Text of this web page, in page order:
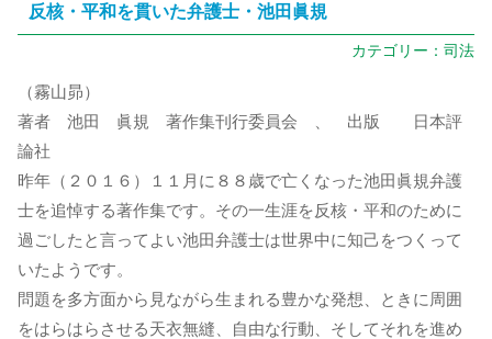
反核・平和を貫いた弁護士・池田眞規
カテゴリー： 司法
（霧山昴）
著者 池田 眞規 著作集刊行委員会 、 出版 日本評
論社
昨年（２０１６）１１月に８８歳で亡くなった池田眞規弁護
士を追悼する著作集です。その一生涯を反核・平和のために
過ごしたと言ってよい池田弁護士は世界中に知己をつくって
いたようです。
問題を多方面から見ながら生まれる豊かな発想、ときに周囲
をはらはらさせる天衣無縫、自由な行動、そしてそれを進め